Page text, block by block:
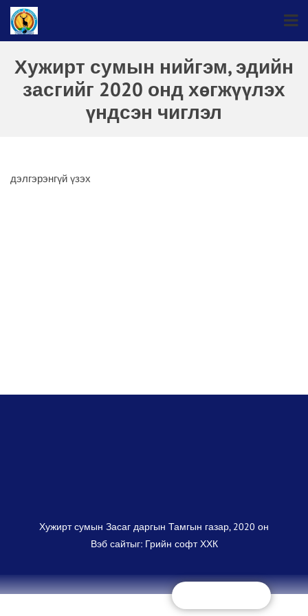
Хужирт сумын нийгэм, эдийн
засгийг 2020 онд хөгжүүлэх
үндсэн чиглэл
дэлгэрэнгүй үзэх
Хужирт сумын Засаг даргын Тамгын газар, 2020 он
Вэб сайтыг: Грийн софт ХХК